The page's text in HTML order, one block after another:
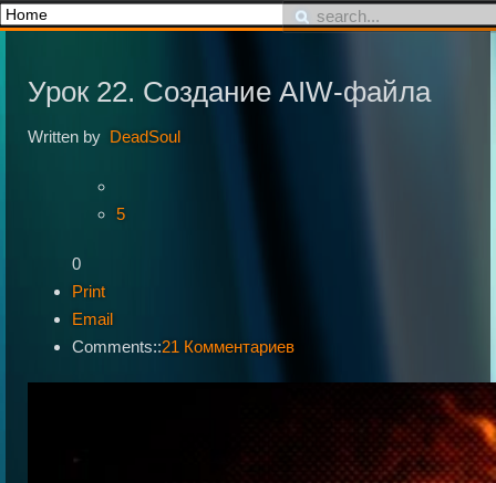
Урок 22. Создание AIW-файла
Written by DeadSoul
5
0
Print
Email
Comments::21 Комментариев